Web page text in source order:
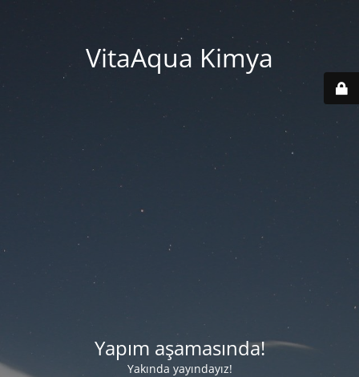
VitaAqua Kimya
Yapım aşamasında!
Yakında yayındayız!